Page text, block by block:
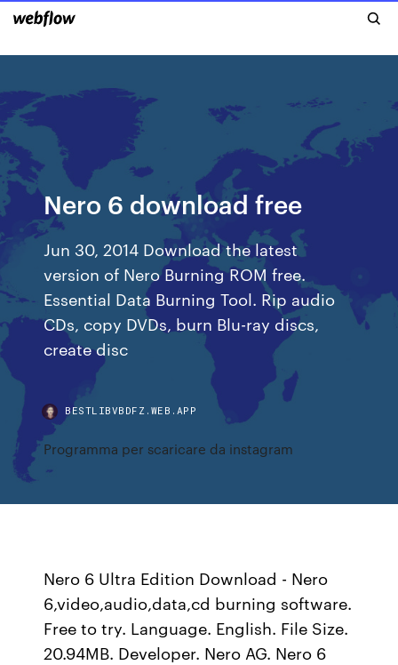
Nero 6 download free
Jun 30, 2014 Download the latest
version of Nero Burning ROM free.
Essential Data Burning Tool. Rip audio
CDs, copy DVDs, burn Blu-ray discs,
create disc
BESTLIBVBDFZ.WEB.APP
Programma per scaricare da instagram
Nero 6 Ultra Edition Download - Nero
6,video,audio,data,cd burning software.
Free to try. Language. English. File Size.
20.94MB. Developer. Nero AG. Nero 6